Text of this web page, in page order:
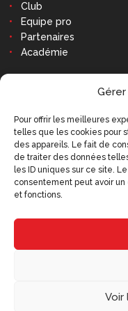
Pour offrir les meilleures
telles que les cookies pour
des appareils. Le fait de
de traiter des données
les ID uniques sur ce site.
consentement peut avoir
et fonctions.
Voir
Stade Robert-
48 Avenue des
76140 Le Petit-
Tél : 02 79 02 77
9h - 12h30 et 14h -
Club
Equipe pro
Partenaires
Académie